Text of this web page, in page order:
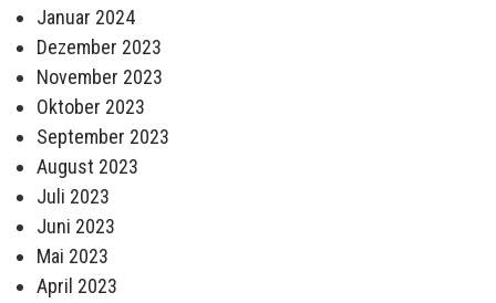
Januar 2024
Dezember 2023
November 2023
Oktober 2023
September 2023
August 2023
Juli 2023
Juni 2023
Mai 2023
April 2023